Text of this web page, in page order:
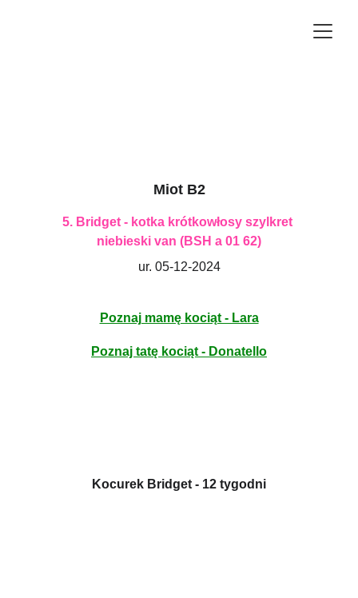
Miot B2
5. Bridget - kotka krótkowłosy szylkret
niebieski van (BSH a 01 62)
ur. 05-12-2024
Poznaj mamę kociąt - Lara
Poznaj tatę kociąt - Donatello
Kocurek Bridget - 12 tygodni